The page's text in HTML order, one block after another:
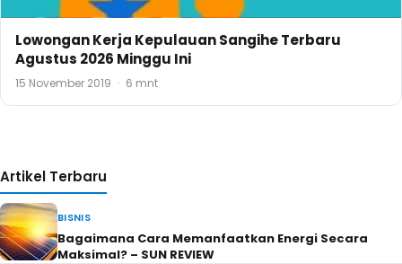
Lowongan Kerja Kepulauan Sangihe Terbaru
Agustus 2026 Minggu Ini
15 November 2019 · 6 mnt
Artikel Terbaru
BISNIS
Bagaimana Cara Memanfaatkan Energi Secara
Maksimal? – SUN REVIEW